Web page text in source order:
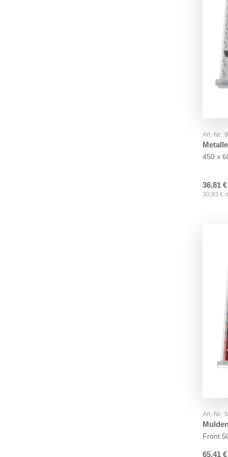
Art.-Nr.:
450 x
36,81 €
30,93 €
Art.-Nr.:
Front
65,41 €